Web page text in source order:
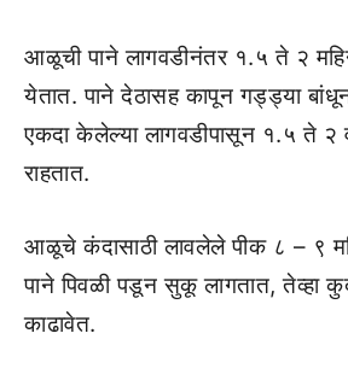
आळूची पाने लागवडीनंतर १.५ ते २
येतात. पाने देठासह कापून गड्ड्या बांधून
एकदा केलेल्या लागवडीपासून १.५ ते २
राहतात.
आळूचे कंदासाठी लावलेले पीक ८ – ९
पाने पिवळी पडून सुकू लागतात,
काढावेत.